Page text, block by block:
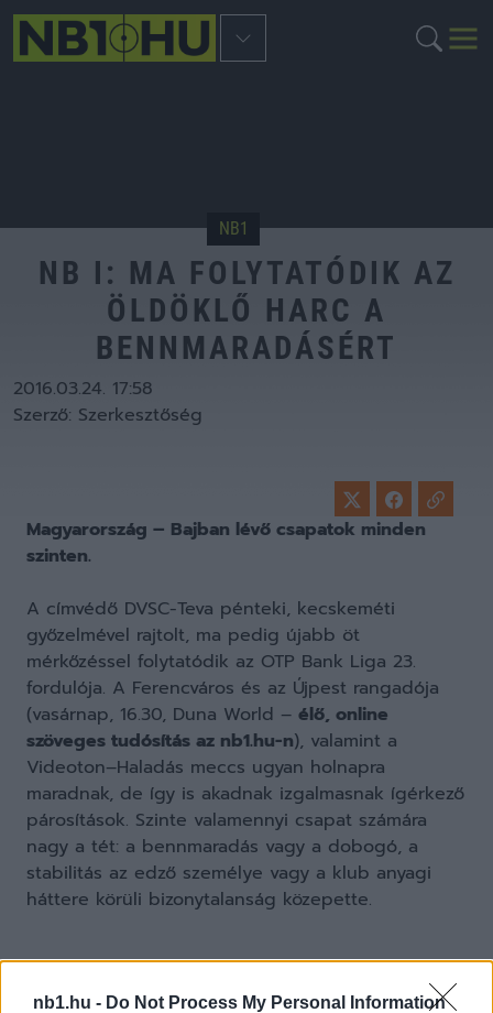
nb1.hu - Do Not Process My Personal Information
NB1
NB I: MA FOLYTATÓDIK AZ
ÖLDÖKLŐ HARC A
BENNMARADÁSÉRT
2016.03.24. 17:58
Szerző: Szerkesztőség
Magyarország – Bajban lévő csapatok minden
szinten.
A címvédő DVSC-Teva pénteki, kecskeméti
győzelmével rajtolt, ma pedig újabb öt
mérkőzéssel folytatódik az OTP Bank Liga 23.
fordulója. A Ferencváros és az Újpest rangadója
(vasárnap, 16.30, Duna World – élő, online
szöveges tudósítás az nb1.hu-n), valamint a
Videoton–Haladás meccs ugyan holnapra
maradnak, de így is akadnak izgalmasnak ígérkező
párosítások. Szinte valamennyi csapat számára
nagy a tét: a bennmaradás vagy a dobogó, a
stabilitás az edző személye vagy a klub anyagi
háttere körüli bizonytalanság közepette.